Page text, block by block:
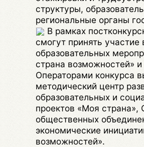
структуры,
региональные органы
В рамках
смогут принять
образовательных
страна возможностей»
Операторами конкурса
методический центр
образовательных и
проектов «Моя
общественных
экономические
возможностей».